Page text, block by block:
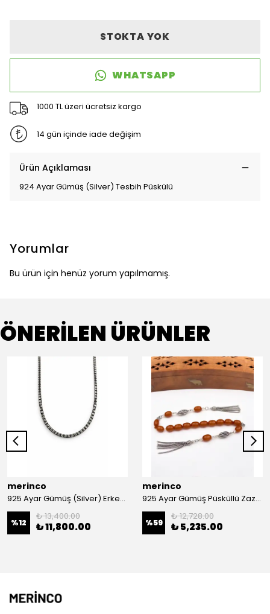
STOKTA YOK
WHATSAPP
1000 TL üzeri ücretsiz kargo
14 gün içinde iade değişim
Ürün Açıklaması
924 Ayar Gümüş (Silver) Tesbih Püskülü
Yorumlar
Bu ürün için henüz yorum yapılmamış.
ÖNERİLEN ÜRÜNLER
merinco
925 Ayar Gümüş (Silver) Erkek Kolye
%12
₺ 13,400.00
₺ 11,800.00
merinco
925 Ayar Gümüş Püsküllü Zaza Model Arpa Kesim Sıkma Kehribar Tesbih
%59
₺ 12,728.00
₺ 5,235.00